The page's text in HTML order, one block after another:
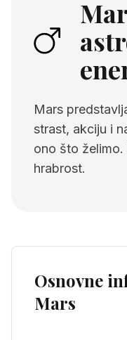
Mars
strast, akciju i
ono što želimo.
hrabrost.
Osnovne
Mars